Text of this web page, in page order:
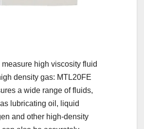
measure high viscosity fluid
density gas: MTL20FE
a wide range of fluids,
lubricating oil, liquid
and other high-density